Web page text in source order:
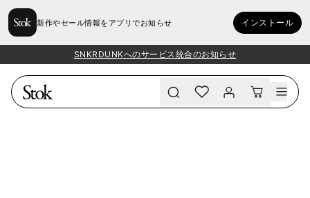
新作やセール情報をアプリでお知らせ インストール
SNKRDUNKへのサービス統合のお知らせ